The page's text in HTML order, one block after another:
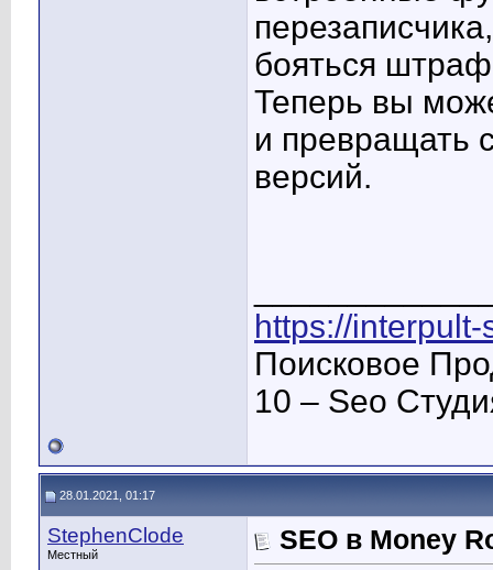
бояться
Теперь вы
и превращать
версий.
https://
Поисковое
10 – Seo
28.01.2021, 01:17
StephenClode
Местный
SEO в Money